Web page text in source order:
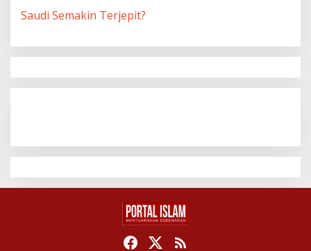
Saudi Semakin Terjepit?